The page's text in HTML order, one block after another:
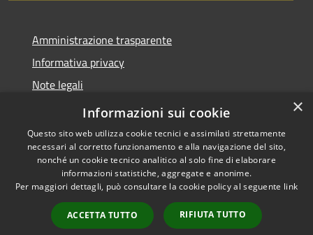
Amministrazione trasparente
Informativa privacy
Note legali
Dichiarazione di accessibilità
Accessibilità
Copyright © 2026 • Comune di
Isola del Cantone • Powered by
Municipium•
Accesso
redazione
×
Informazioni sui cookie
Questo sito web utilizza cookie tecnici e assimilati strettamente
necessari al corretto funzionamento e alla navigazione del sito,
nonché un cookie tecnico analitico al solo fine di elaborare
informazioni statistiche, aggregate e anonime.
Per maggiori dettagli, può consultare la cookie policy al seguente link
ACCETTA TUTTO RIFIUTA TUTTO